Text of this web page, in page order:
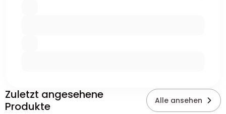
Zuletzt angesehene
Produkte
Alle ansehen